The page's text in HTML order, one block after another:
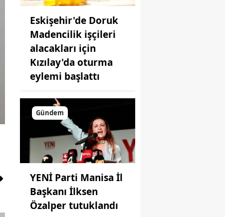
Eskişehir'de Doruk
Madencilik işçileri
alacakları için
Kızılay'da oturma
eylemi başlattı
Gündem
YENİ Parti Manisa İl
Başkanı İlksen
Özalper tutuklandı